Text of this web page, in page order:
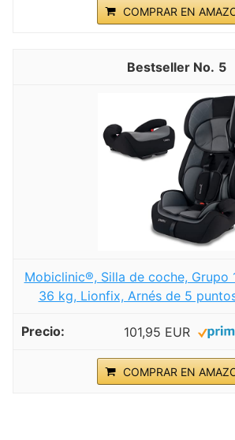
COMPRAR EN
5
Mobiclinic®, Silla de coche, Grupo
36 kg, Lionfix, Arnés de 5
101,95 EUR
COMPRAR EN